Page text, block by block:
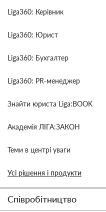
Liga360: Керівник
Liga360: Юрист
Liga360: Бухгалтер
Liga360: PR-менеджер
Знайти юриста Liga:BOOK
Академія ЛІГА:ЗАКОН
Теми в центрі уваги
Усі рішення і продукти
Співробітництво